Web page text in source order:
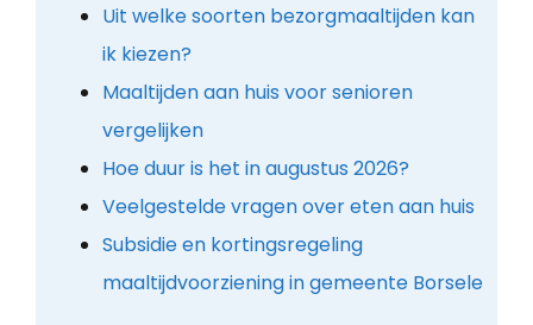
Uit welke soorten bezorgmaaltijden kan
ik kiezen?
Maaltijden aan huis voor senioren
vergelijken
Hoe duur is het in augustus 2026?
Veelgestelde vragen over eten aan huis
Subsidie en kortingsregeling
maaltijdvoorziening in gemeente Borsele